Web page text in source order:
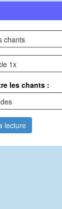
les chants :
lecture